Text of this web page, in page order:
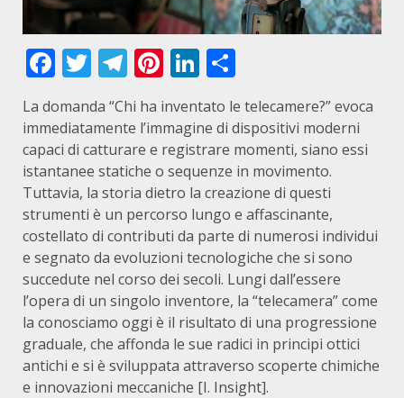
Facebook
Twitter
Telegram
Pinterest
LinkedIn
La domanda “Chi ha inventato le telecamere?” evoca
immediatamente l’immagine di dispositivi moderni
capaci di catturare e registrare momenti, siano essi
istantanee statiche o sequenze in movimento.
Tuttavia, la storia dietro la creazione di questi
strumenti è un percorso lungo e affascinante,
costellato di contributi da parte di numerosi individui
e segnato da evoluzioni tecnologiche che si sono
succedute nel corso dei secoli. Lungi dall’essere
l’opera di un singolo inventore, la “telecamera” come
la conosciamo oggi è il risultato di una progressione
graduale, che affonda le sue radici in principi ottici
antichi e si è sviluppata attraverso scoperte chimiche
e innovazioni meccaniche [I. Insight].